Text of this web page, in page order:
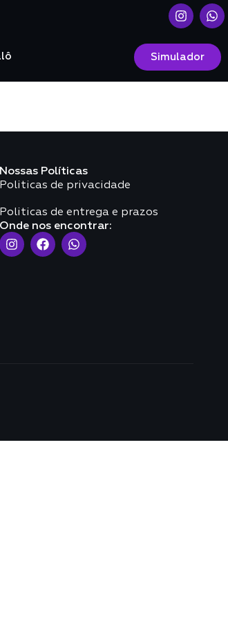
Simulador
Nossas Políticas
Politicas de privacidade
Politicas de entrega e prazos
Onde nos encontrar: